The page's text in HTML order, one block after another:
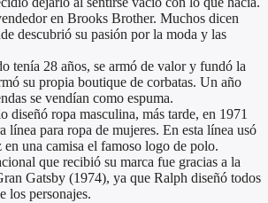
en Brooks Brother. Muchos dicen
descubrió su pasión por la moda y las
tenía 28 años, se armó de valor y fundó la
su propia boutique de corbatas. Un año
se vendían como espuma.
diseñó ropa masculina, más tarde, en 1971
línea para ropa de mujeres. En esta línea usó
una camisa el famoso logo de polo.
que recibió su marca fue gracias a la
Gatsby (1974), ya que Ralph diseñó todos
los personajes.